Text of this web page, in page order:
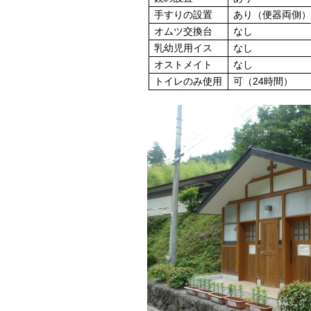
手すりの設置
あり（便器両側）
オムツ交換台
なし
乳幼児用イス
なし
オストメイト
なし
トイレのみ使用
可（24時間）